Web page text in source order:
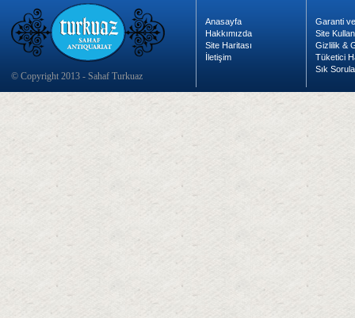
© Copyright 2013 - Sahaf Turkuaz
Anasayfa
Hakkımızda
Site Haritası
İletişim
Garanti
Site
Gizlilik &
Tüketici
Sık